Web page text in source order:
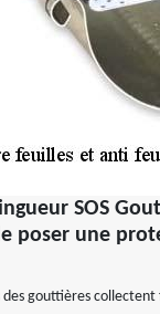
SOS
poser une
des gouttières